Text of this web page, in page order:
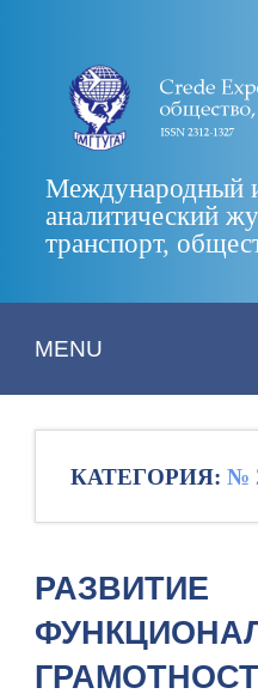
Международный
аналитический
транспорт,
MENU
КАТЕГОРИЯ: №
РАЗВИТИЕ